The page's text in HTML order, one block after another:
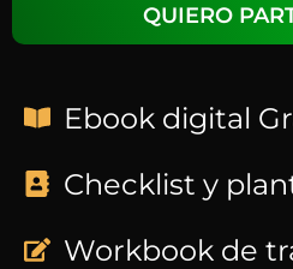
QUIERO
Ebook digital
Checklist y
Workbook de